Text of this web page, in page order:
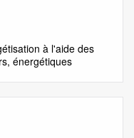
à l'aide des
énergétiques